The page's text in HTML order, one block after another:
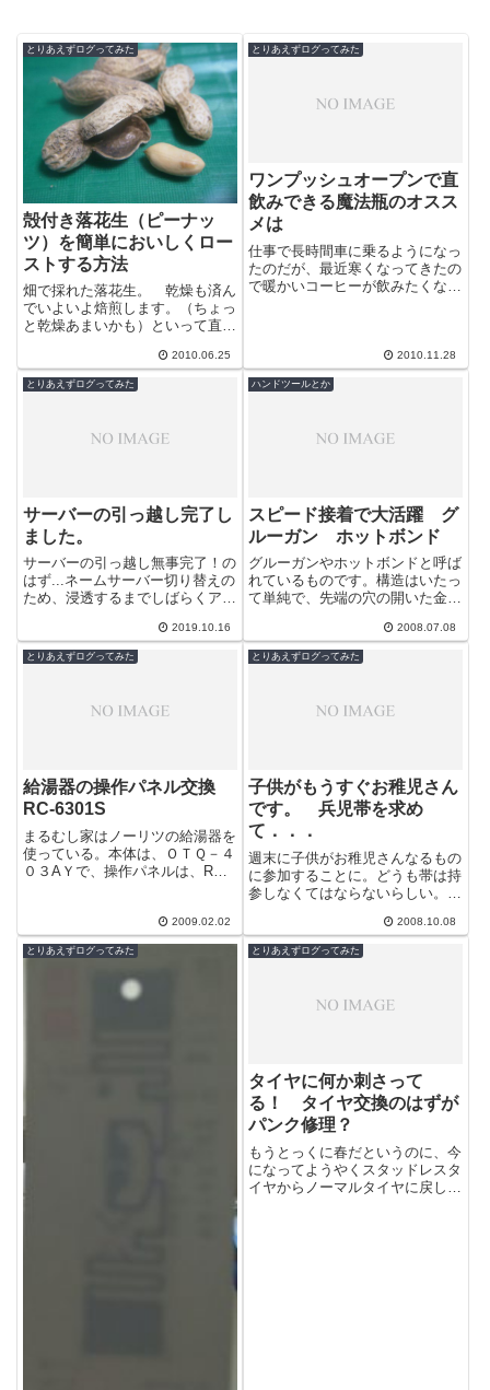
とりあえずログってみた
殻付き落花生（ピーナッ
ツ）を簡単においしくロー
ストする方法
畑で採れた落花生。 乾燥も済ん
でいよいよ焙煎します。（ちょっ
と乾燥あまいかも）といって直火
い。（殻ばっかり焦げて中身はち
ょっと青臭か...
2010.06.25
とりあえずログってみた
ワンプッシュオープンで直
飲みできる魔法瓶のオスス
メは
仕事で長時間車に乗るようになっ
たのだが、最近寒くなってきたの
で暖かいコーヒーが飲みたくなっ
2010.11.28
とりあえずログってみた
サーバーの引っ越し完了し
ました。
サーバーの引っ越し無事完了！の
はず...ネームサーバー切り替えの
ため、浸透するまでしばらくアク
が徐々に回復することと思いま
す。今後...
2019.10.16
ハンドツールとか
スピード接着で大活躍 グ
ルーガン ホットボンド
グルーガンやホットボンドと呼ば
れているものです。構造はいたっ
て単純で、先端の穴の開いた金属
クと呼ばれる熱で溶ける接着剤の
棒を押し出...
2008.07.08
とりあえずログってみた
給湯器の操作パネル交換
RC-6301S
まるむし家はノーリツの給湯器を
使っている。本体は、ＯＴＱ－４
０３AＹで、操作パネルは、RC-
2009.02.02
とりあえずログってみた
子供がもうすぐお稚児さん
です。 兵児帯を求め
て．．．
週末に子供がお稚児さんなるもの
に参加することに。どうも帯は持
参しなくてはならないらしい。な
どうも名称は、へこおびといらし
い。漢字で...
2008.10.08
とりあえずログってみた とりあえずログってみた
タイヤに何か刺さって
る！ タイヤ交換のはずが
パンク修理？
もうとっくに春だというのに、今
になってようやくスタッドレスタ
イヤからノーマルタイヤに戻しま